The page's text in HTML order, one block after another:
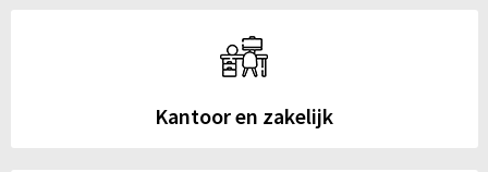
Kantoor en zakelijk